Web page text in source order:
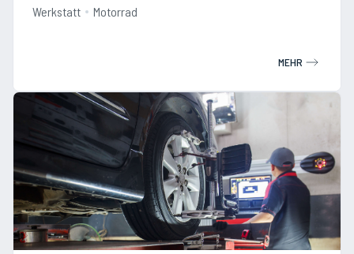
Werkstatt Motorrad
MEHR